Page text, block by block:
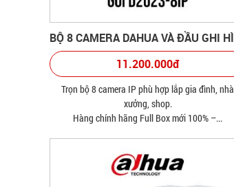
11.200.000đ
Trọn bộ 8 camera IP phù hợp lắp gia đình, nhà
xưởng, shop.
Hàng chính hãng Full Box mới 100% –...